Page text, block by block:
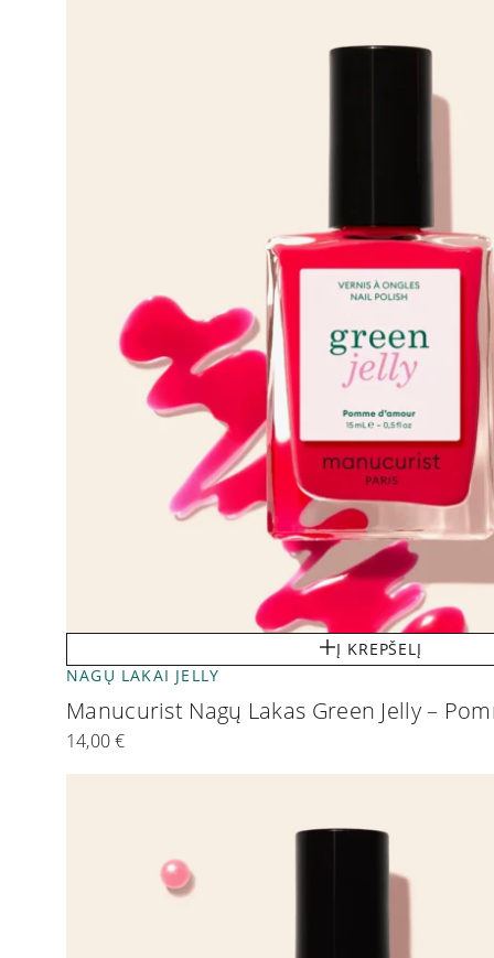
Į KREPŠELĮ
NAGŲ LAKAI JELLY
Manucurist Nagų Lakas Green Jelly –
14,00€